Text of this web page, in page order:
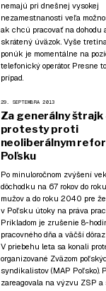
nemajú pri dnešnej vysokej
nezamestnanosti veľa
ak chcú pracovať na dohodu
skrátený úväzok. Vyše
ponúk je momentálne na
telefonický operátor. Presne
prípad.
29. SEPTEMBRA 2013
Za generálny štrajk
protesty proti
neoliberálnym
Poľsku
Po minuloročnom zvýšení
dôchodku na 67 rokov do
mužov a do roku 2040 pre
v Poľsku útoky na práva
Príkladom je zrušenie 8-
pracovného dňa a väčší
V priebehu leta sa konali
organizované Zväzom
syndikalistov (MAP Poľsko).
zareagovala na výzvu ZSP a